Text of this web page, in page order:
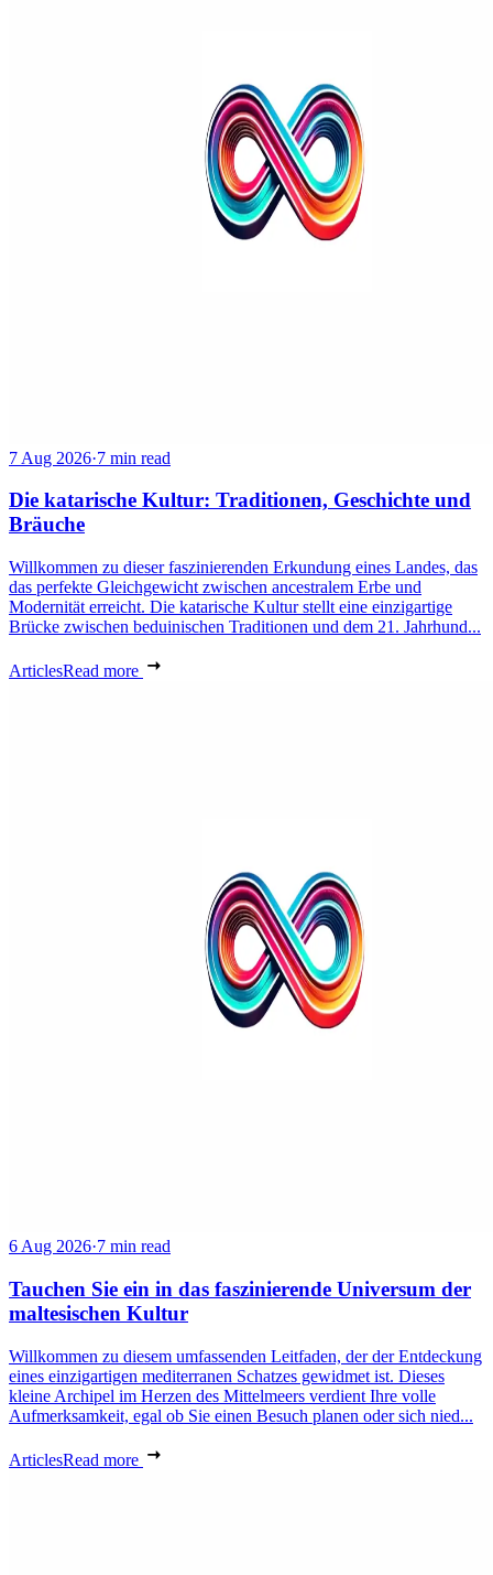
7 Aug 2026·7 min read
Die katarische Kultur: Traditionen, Geschichte und
Bräuche
Willkommen zu dieser faszinierenden Erkundung eines Landes, das
das perfekte Gleichgewicht zwischen ancestralem Erbe und
Modernität erreicht. Die katarische Kultur stellt eine einzigartige
Brücke zwischen beduinischen Traditionen und dem 21. Jahrhund...
ArticlesRead more
6 Aug 2026·7 min read
Tauchen Sie ein in das faszinierende Universum der
maltesischen Kultur
Willkommen zu diesem umfassenden Leitfaden, der der Entdeckung
eines einzigartigen mediterranen Schatzes gewidmet ist. Dieses
kleine Archipel im Herzen des Mittelmeers verdient Ihre volle
Aufmerksamkeit, egal ob Sie einen Besuch planen oder sich nied...
ArticlesRead more